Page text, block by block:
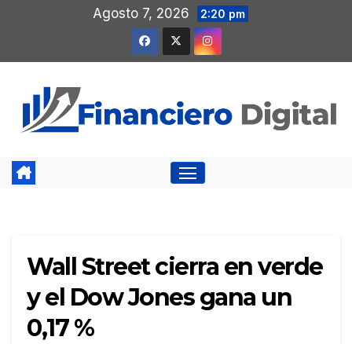
contenido
Agosto 7, 2026 2:20 pm
Wall Street cierra en verde
y el Dow Jones gana un
0,17 %